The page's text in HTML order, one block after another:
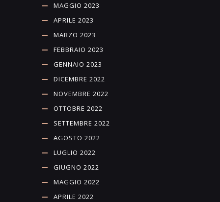
MAGGIO 2023
APRILE 2023
MARZO 2023
FEBBRAIO 2023
GENNAIO 2023
DICEMBRE 2022
NOVEMBRE 2022
OTTOBRE 2022
SETTEMBRE 2022
AGOSTO 2022
LUGLIO 2022
GIUGNO 2022
MAGGIO 2022
APRILE 2022